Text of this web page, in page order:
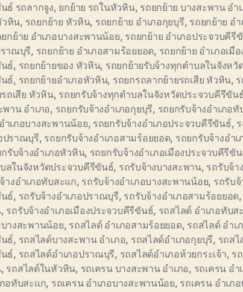
ธ์ รถลากจูง, ยกย้าย รถในหัวหิน, รถยกย้าย บางสะพาน อำ
วหิน, รถยกย้าย หัวหิน, รถยกย้าย อำเภอกุยบุรี, รถยกย้าย อำ
กย้าย อำเภอบางสะพานน้อย, รถยกย้าย อำเภอประจวบคีรี
ราณบุรี, รถยกย้าย อำเภอสามร้อยยอด, รถยกย้าย อำเภอเมือ
ธ์, รถยกย้ายของ หัวหิน, รถยกย้ายรับจ้างทุกตำบลในจังหวั
ธ์, รถยกย้ายอำเภอหัวหิน, รถยกรถลากย้ายรถเสีย หัวหิน,
ถเสีย หัวหิน, รถยกรับจ้างทุกตำบลในจังหวัดประจวบคีรีขัน
พาน อำเภอ, รถยกรับจ้างอำเภอกุยบุรี, รถยกรับจ้างอำเภอ
ำเภอบางสะพานน้อย, รถยกรับจ้างอำเภอประจวบคีรีขันธ์,
ปราณบุรี, รถยกรับจ้างอำเภอสามร้อยยอด, รถยกรับจ้างอำ
รับจ้างอำเภอหัวหิน, รถยกรับจ้างอำเภอเมืองประจวบคีรีขั
ลในจังหวัดประจวบคีรีขันธ์, รถรับจ้างบางสะพาน, รถรับจ้า
างอำเภอทับสะแก, รถรับจ้างอำเภอบางสะพานน้อย, รถรับจ้
ธ์, รถรับจ้างอำเภอปราณบุรี, รถรับจ้างอำเภอสามร้อยยอด
, รถรับจ้างอำเภอเมืองประจวบคีรีขันธ์, รถสไลด์ อำเภอทับส
างสะพานน้อย, รถสไลด์ อำเภอสามร้อยยอด, รถสไลด์ อำเ
ธ์, รถสไลด์บางสะพาน อำเภอ, รถสไลด์อำเภอกุยบุรี, รถสไ
ธ์, รถสไลด์อำเภอปราณบุรี, รถสไลด์อำเภอห้วยกระเจ้า, ร
, รถสไลด์ในหัวหิน, รถเครน บางสะพาน อำเภอ, รถเครน อำ
อทับสะแก, รถเครน อำเภอบางสะพานน้อย, รถเครน อำเภ